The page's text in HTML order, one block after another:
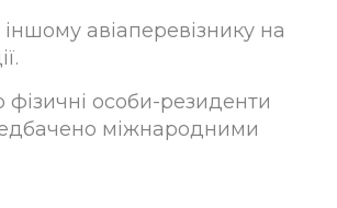
авіаперевізнику на
особи-резиденти
міжнародними